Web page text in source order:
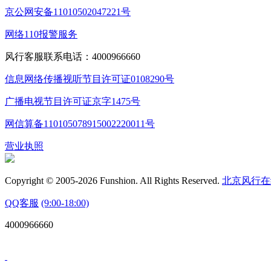
京公网安备11010502047221号
网络110报警服务
风行客服联系电话：4000966660
信息网络传播视听节目许可证0108290号
广播电视节目许可证京字1475号
网信算备110105078915002220011号
营业执照
Copyright © 2005-2026 Funshion. All Rights Reserved. 北京风行
QQ客服 (9:00-18:00)
4000966660